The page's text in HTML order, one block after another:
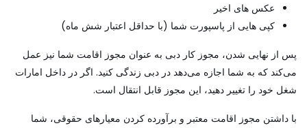
عکس های اخیر
کپی هایی از پاسپورت شما (با حداقل اعتبار شش ماه)
پس از نهایی شدن، مجوز کار دبی به عنوان مجوز اقامت شما نیز عمل
می‌کند که به شما اجازه می‌دهد در دبی زندگی کنید. اگر در داخل امارات
شغل خود را تغییر دهید، این مجوز قابل انتقال است.
با داشتن مجوز اقامت معتبر و برآورده کردن معیارهای حقوقی، شما